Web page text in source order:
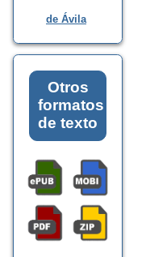
de Ávila
Otros
formatos
de texto